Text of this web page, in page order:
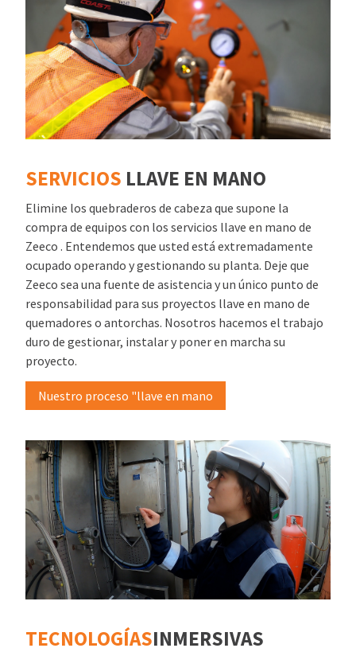
SERVICIOS LLAVE EN MANO
Elimine los quebraderos de cabeza que supone la
compra de equipos con los servicios llave en mano de
Zeeco . Entendemos que usted está extremadamente
ocupado operando y gestionando su planta. Deje que
Zeeco sea una fuente de asistencia y un único punto de
responsabilidad para sus proyectos llave en mano de
quemadores o antorchas. Nosotros hacemos el trabajo
duro de gestionar, instalar y poner en marcha su
proyecto.
Nuestro proceso "llave en mano
TECNOLOGÍASINMERSIVAS